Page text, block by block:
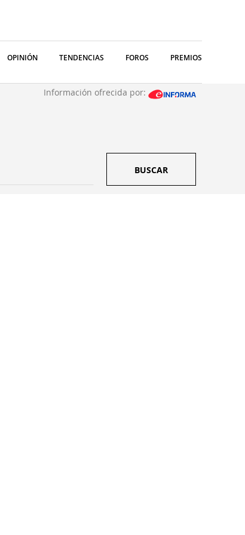
OPINIÓN TENDENCIAS FOROS PREMIOS
Información ofrecida por:
BUSCAR